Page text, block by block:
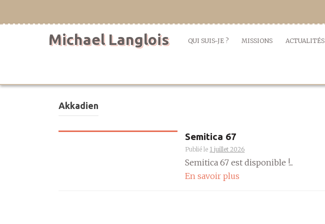
Michael Langlois QUI SUIS-JE ? MISSIONS ACTUALITÉS
Akkadien
Semitica 67
Publié le 1 juillet 2026
Semitica 67 est disponible !...
En savoir plus